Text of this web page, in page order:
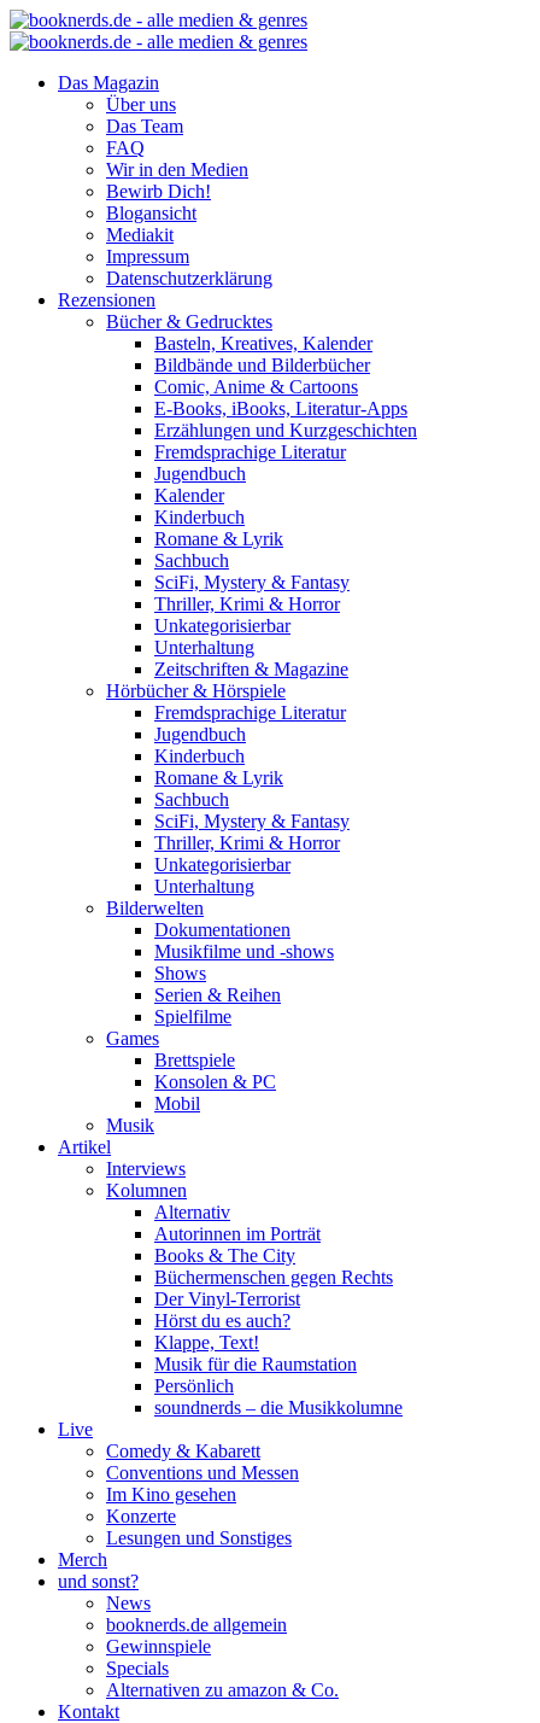
Das Magazin
Über uns
Das Team
FAQ
Wir in den Medien
Bewirb Dich!
Blogansicht
Mediakit
Impressum
Datenschutzerklärung
Rezensionen
Bücher & Gedrucktes
Basteln, Kreatives, Kalender
Bildbände und Bilderbücher
Comic, Anime & Cartoons
E-Books, iBooks, Literatur-Apps
Erzählungen und Kurzgeschichten
Fremdsprachige Literatur
Jugendbuch
Kalender
Kinderbuch
Romane & Lyrik
Sachbuch
SciFi, Mystery & Fantasy
Thriller, Krimi & Horror
Unkategorisierbar
Unterhaltung
Zeitschriften & Magazine
Hörbücher & Hörspiele
Fremdsprachige Literatur
Jugendbuch
Kinderbuch
Romane & Lyrik
Sachbuch
SciFi, Mystery & Fantasy
Thriller, Krimi & Horror
Unkategorisierbar
Unterhaltung
Bilderwelten
Dokumentationen
Musikfilme und -shows
Shows
Serien & Reihen
Spielfilme
Games
Brettspiele
Konsolen & PC
Mobil
Musik
Artikel
Interviews
Kolumnen
Alternativ
Autorinnen im Porträt
Books & The City
Büchermenschen gegen Rechts
Der Vinyl-Terrorist
Hörst du es auch?
Klappe, Text!
Musik für die Raumstation
Persönlich
soundnerds – die Musikkolumne
Live
Comedy & Kabarett
Conventions und Messen
Im Kino gesehen
Konzerte
Lesungen und Sonstiges
Merch
und sonst?
News
booknerds.de allgemein
Gewinnspiele
Specials
Alternativen zu amazon & Co.
Kontakt